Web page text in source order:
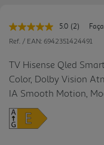
5.0 Leu
2
Link
para
a
mesma
página.
(2)
Ref. / EAN: 6942351424491
TV Hisense Qled
Color, Dolby Vision
IA Smooth Motion,
Filmmaker, Controlo
Mode